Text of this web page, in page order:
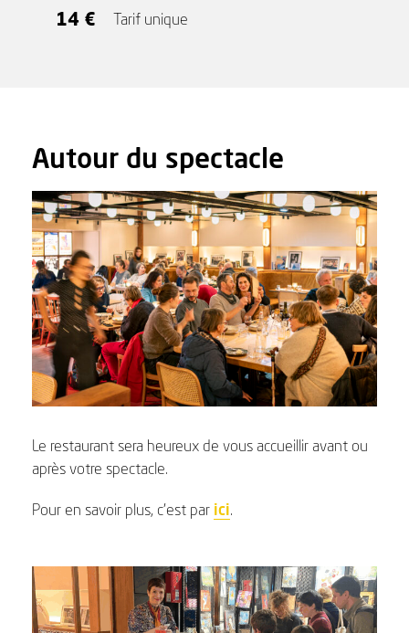
14 € Tarif unique
Autour du spectacle
Le restaurant sera heureux de vous accueillir avant ou
après votre spectacle.
Pour en savoir plus, c’est par ici.